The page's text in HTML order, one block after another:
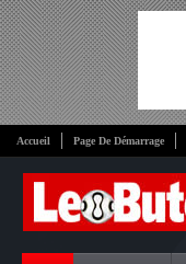
Accueil Page De Démarrage